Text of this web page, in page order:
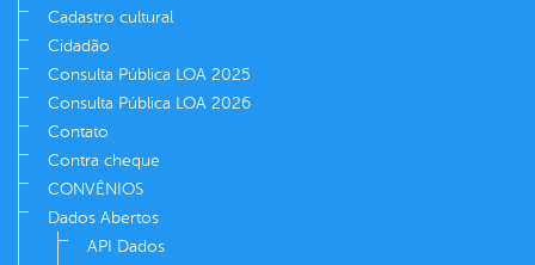
Cadastro cultural
Cidadão
Consulta Pública LOA 2025
Consulta Pública LOA 2026
Contato
Contra cheque
CONVÊNIOS
Dados Abertos
API Dados